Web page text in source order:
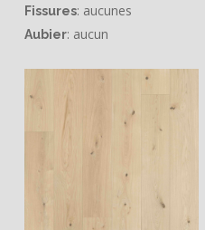
Fissures: aucunes
Aubier: aucun